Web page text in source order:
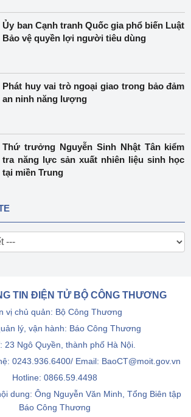
Ủy ban Cạnh tranh Quốc gia phổ biến Luật
Bảo vệ quyền lợi người tiêu dùng
Phát huy vai trò ngoại giao trong bảo đảm
an ninh năng lượng
Thứ trưởng Nguyễn Sinh Nhật Tân kiểm
tra năng lực sản xuất nhiên liệu sinh học
tại miền Trung
TIN ĐIỆN TỬ BỘ CÔNG THƯƠNG
vị chủ quản: Bộ Công Thương
lý, vận hành: Báo Công Thương
23 Ngô Quyền, thành phố Hà Nội.
0243.936.6400/ Email: BaoCT@moit.gov.vn
Hotline: 0866.59.4498
dung: Ông Nguyễn Văn Minh, Tổng Biên tập
Báo Công Thương